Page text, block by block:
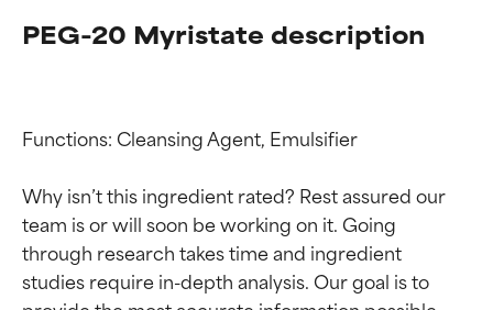
PEG-20 Myristate description
Functions: Cleansing Agent, Emulsifier
Why isn’t this ingredient rated? Rest assured our
team is or will soon be working on it. Going
through research takes time and ingredient
studies require in-depth analysis. Our goal is to